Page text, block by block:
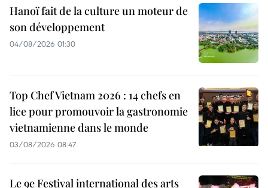
Hanoï fait de la culture un moteur de
son développement
04/08/2026 01:30
Top Chef Vietnam 2026 : 14 chefs en
lice pour promouvoir la gastronomie
vietnamienne dans le monde
03/08/2026 08:47
Le 9e Festival international des arts